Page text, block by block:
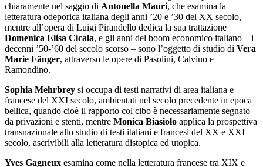
Tale conflitto nelle abitudini alimentari emerge ancor più
chiaramente nel saggio diAntonella Mauri, che esamina la
letteratura odeporica italiana degli anni ’20 e ’30 del XX secolo,
mentre all’opera di Luigi Pirandello dedica la sua trattazione
Domenica Elisa Cicala, e gli anni del boom economico italiano – i
decenni ’50-’60 del secolo scorso – sono l’oggetto di studio di
Marie Fänger
Sophia Mehrbreysi occupa di testi narrativi di area italiana e
francese del XXI secolo, ambientati nel secolo precedente in epoca
bellica, quando cioè il rapporto col cibo è necessariamente segnato
da privazioni e stenti, mentreMonica Biasioloapplica la prospettiva
transnazionale allo studio di testi italiani e francesi del XX e XXI